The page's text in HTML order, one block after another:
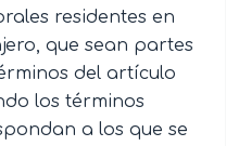
residentes en
que sean partes
del artículo
los términos
a los que se